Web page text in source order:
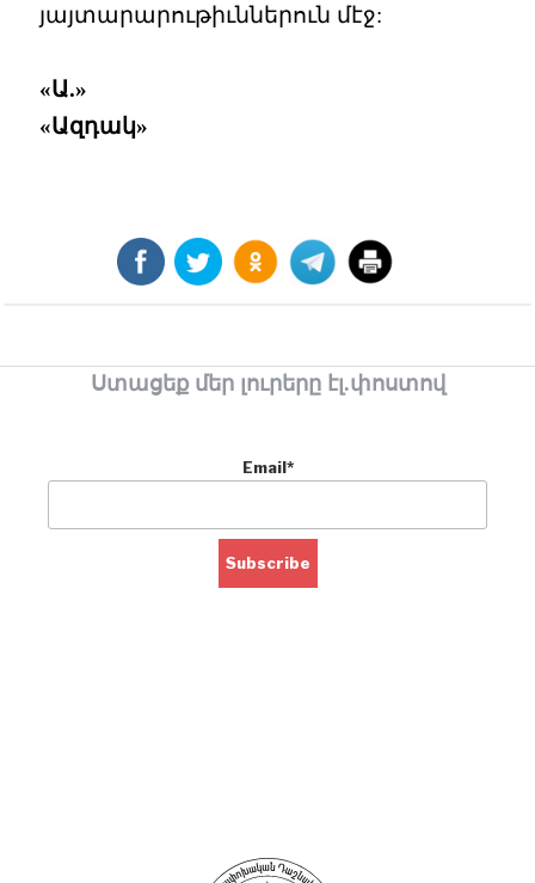
յայտարարութիւններուն մէջ:
«Ա.»
«Ազդակ»
Ստացեք մեր լուրերը էլ.փոստով
Email*